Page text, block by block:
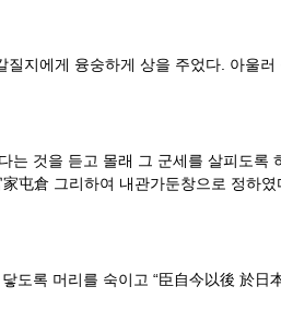
지에게 융숭하게 상을 주었다. 아울
것을 듣고 몰래 그 군세를 살피도
屯倉 그리하여 내관가둔창으로 정하
도록 머리를 숙이고 “臣自今以後 於